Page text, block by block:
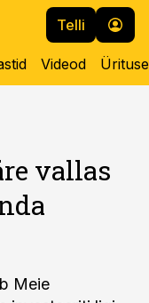
Telli
Videod
vallas
Meie